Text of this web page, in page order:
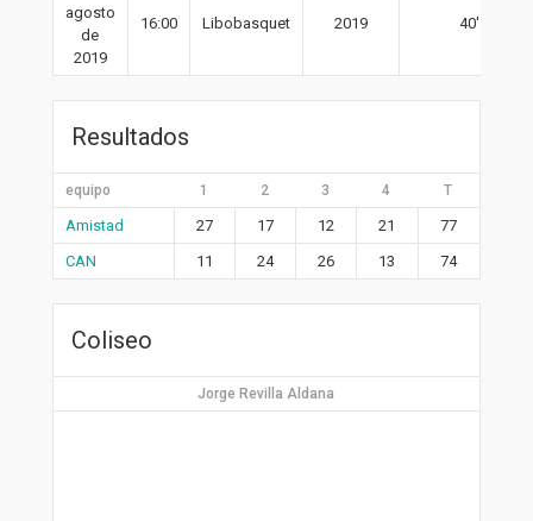
agosto
de
2019
16:00 Libobasquet 2019 40′
Resultados
equipo 1 2 3 4 T
Amistad 27 17 12 21
77
CAN
11 24 26 13 74
Coliseo
Jorge Revilla Aldana